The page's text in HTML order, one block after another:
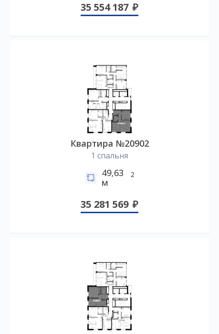
35 554 187
Квартира №20902
1 спальня
49,63
м
2
35 281 569